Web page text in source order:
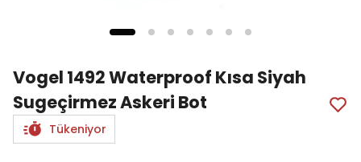
Vogel 1492 Waterproof Kısa Siyah
Sugeçirmez Askeri Bot
Tükeniyor